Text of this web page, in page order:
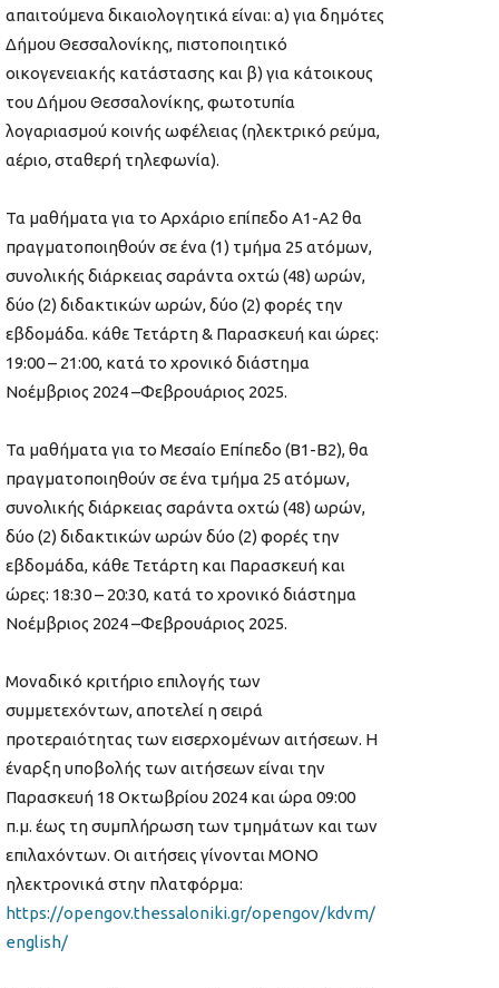
απαιτούμενα δικαιολογητικά είναι: α) για δημότες
Δήμου Θεσσαλονίκης, πιστοποιητικό
οικογενειακής κατάστασης και β) για κάτοικους
του Δήμου Θεσσαλονίκης, φωτοτυπία
λογαριασμού κοινής ωφέλειας (ηλεκτρικό ρεύμα,
αέριο, σταθερή τηλεφωνία).
Τα μαθήματα για το Αρχάριο επίπεδο Α1-Α2 θα
πραγματοποιηθούν σε ένα (1) τμήμα 25 ατόμων,
συνολικής διάρκειας σαράντα οχτώ (48) ωρών,
δύο (2) διδακτικών ωρών, δύο (2) φορές την
εβδομάδα. κάθε Τετάρτη & Παρασκευή και ώρες:
19:00 – 21:00, κατά το χρονικό διάστημα
Νοέμβριος 2024 –Φεβρουάριος 2025.
Τα μαθήματα για το Μεσαίο Επίπεδο (Β1-Β2), θα
πραγματοποιηθούν σε ένα τμήμα 25 ατόμων,
συνολικής διάρκειας σαράντα οχτώ (48) ωρών,
δύο (2) διδακτικών ωρών δύο (2) φορές την
εβδομάδα, κάθε Τετάρτη και Παρασκευή και
ώρες: 18:30 – 20:30, κατά το χρονικό διάστημα
Νοέμβριος 2024 –Φεβρουάριος 2025.
Μοναδικό κριτήριο επιλογής των
συμμετεχόντων, αποτελεί η σειρά
προτεραιότητας των εισερχομένων αιτήσεων. Η
έναρξη υποβολής των αιτήσεων είναι την
Παρασκευή 18 Οκτωβρίου 2024 και ώρα 09:00
π.μ. έως τη συμπλήρωση των τμημάτων και των
επιλαχόντων. Οι αιτήσεις γίνονται ΜΟΝΟ
ηλεκτρονικά στην πλατφόρμα:
https://opengov.thessaloniki.gr/opengov/kdvm/
english/